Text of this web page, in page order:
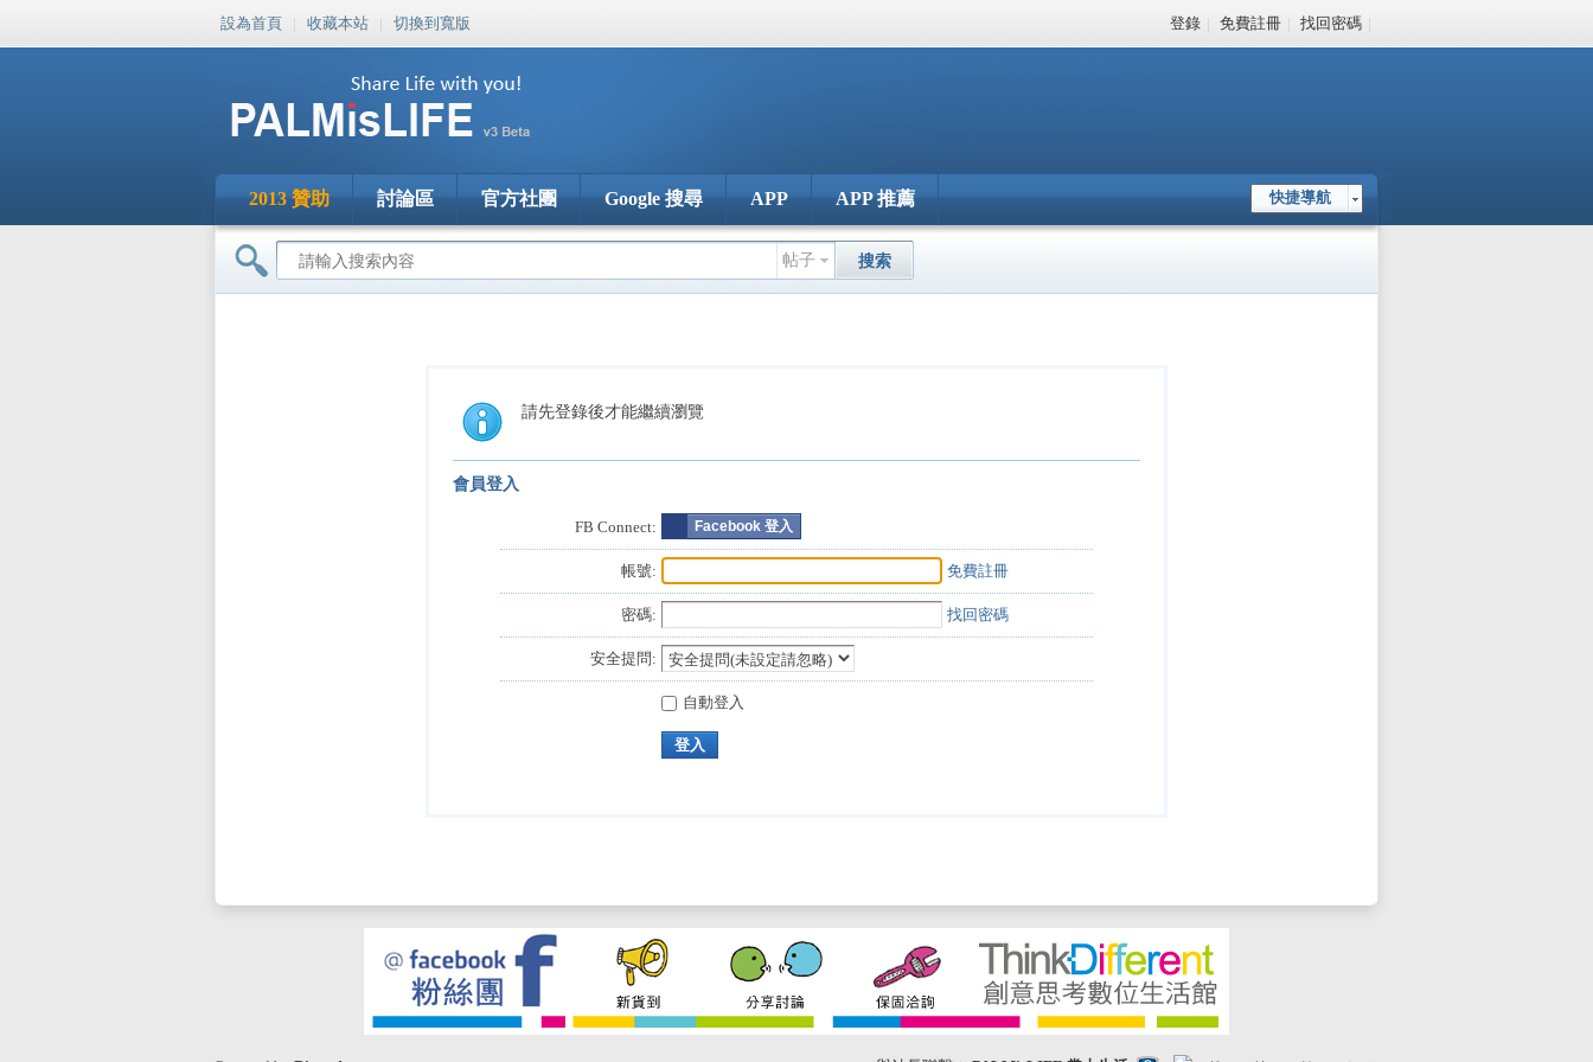
設為首頁 | 收藏本站 | 切換到寬版 登錄 | 免費註冊 | 找回密碼 |
快捷導航
2013 贊助 討論區 官方社團 Google 搜尋 APP APP 推薦
帖子 搜索
請先登錄後才能繼續瀏覽
會員登入
FB Connect: Facebook 登入
帳號: 免費註冊
密碼: 找回密碼
安全提問:
自動登入
登入